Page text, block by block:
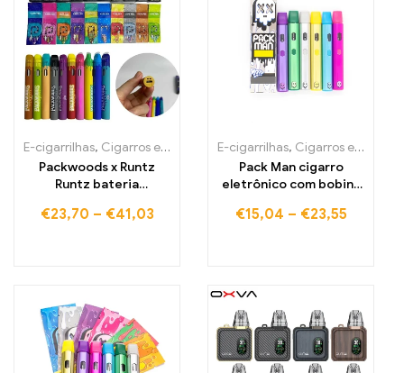
E-cigarrilhas, Cigarros eletrónicos descartáveis Portugal ,
Packwoods x Runtz
Runtz bateria
Pen - atomizador
€23,70 – €41,03
E-cigarrilhas, Cigarros eletrónicos descartáveis Portugal
Pack Man cigarro
eletrônico com bobina
vazio, bateria
€15,04 – €23,55